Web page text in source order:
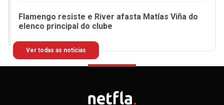
Flamengo resiste e River afasta Matías Viña do
elenco principal do clube
Ver todas as notícias